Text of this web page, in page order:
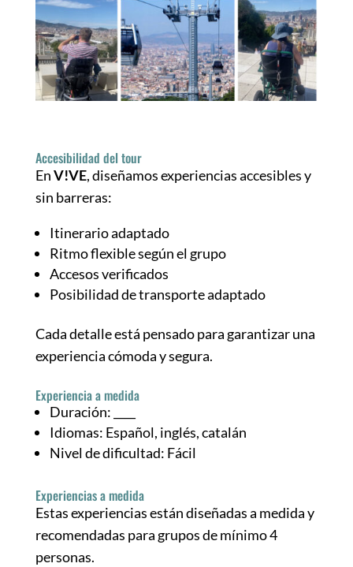
Accesibilidad del tour
EnV!VE, diseñamos experiencias accesibles y
sin barreras:
Itinerario adaptado
Ritmo flexible según el grupo
Accesos verificados
Posibilidad de transporte adaptado
Cada detalle está pensado para garantizar una
experiencia cómoda y segura.
Experiencia a medida
Duración: ____
Idiomas: Español, inglés, catalán
Nivel de dificultad: Fácil
Experiencias a medida
Estas experiencias están diseñadas a medida y
recomendadas para grupos de mínimo 4
personas.